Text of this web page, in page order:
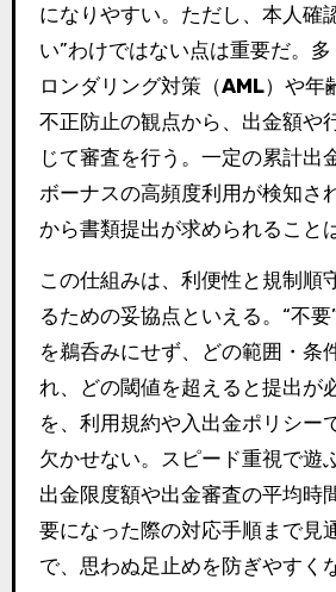
になりやすい。ただし、本人確
い”わけではない点は重要だ。
ロンダリング対策（AML）や年
不正防止の観点から、出金額や
じて審査を行う。一定の累計出
ボーナスの高頻度利用が検知さ
から書類提出が求められること
この仕組みは、利便性と規制順
るための妥協点といえる。“不
を鵜呑みにせず、どの範囲・条
れ、どの閾値を超えると提出が
を、利用規約や入出金ポリシー
欠かせない。スピード重視で遊
出金限度額や出金審査の平均時
要になった際の対応手順まで見
で、思わぬ足止めを防ぎやすく